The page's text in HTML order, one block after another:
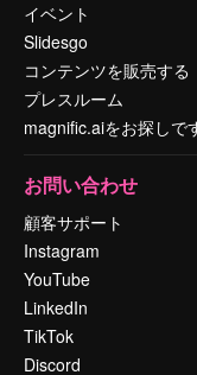
イベント
Slidesgo
コンテンツを販売する
プレスルーム
magnific.aiをお探しで
お問い合わせ
顧客サポート
Instagram
YouTube
LinkedIn
TikTok
Discord